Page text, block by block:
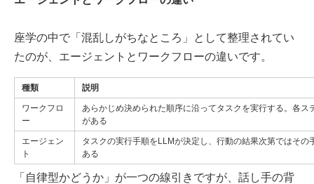
座学の中で「混乱しがちなところ」として整理されてい
たのが、エージェントとワークフローの違いです。
種類 説明
ワークフロ
ー
あらかじめ決められた順序に沿ってタスクを実行する。各ス
がある
エージェン
ト
タスクの実行手順をLLMが決定し、行動の結果次第ではその
ある
「自律型かどうか」が一つの線引きですが、話し手の背